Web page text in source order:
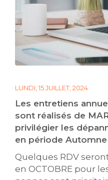
LUNDI, 15 JUILLET, 2024
Les entretiens
sont réalisés de
privilégier les
en période
Quelques RDV
en OCTOBRE pour